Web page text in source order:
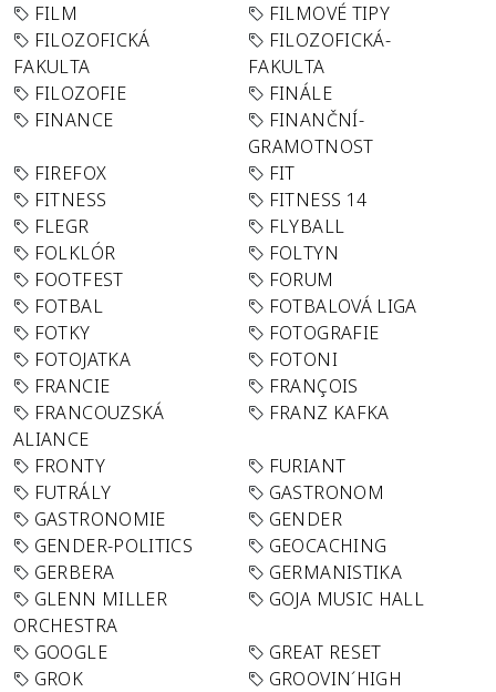
FILM
FILMOVÉ TIPY
FILOZOFICKÁ
FAKULTA
FILOZOFICKÁ-
FAKULTA
FILOZOFIE
FINÁLE
FINANCE
FINANČNÍ-
GRAMOTNOST
FIREFOX
FIT
FITNESS
FITNESS 14
FLEGR
FLYBALL
FOLKLÓR
FOLTYN
FOOTFEST
FORUM
FOTBAL
FOTBALOVÁ LIGA
FOTKY
FOTOGRAFIE
FOTOJATKA
FOTONI
FRANCIE
FRANÇOIS
FRANCOUZSKÁ
ALIANCE
FRANZ KAFKA
FRONTY
FURIANT
FUTRÁLY
GASTRONOM
GASTRONOMIE
GENDER
GENDER-POLITICS
GEOCACHING
GERBERA
GERMANISTIKA
GLENN MILLER
ORCHESTRA
GOJA MUSIC HALL
GOOGLE
GREAT RESET
GROK
GROOVIN´HIGH